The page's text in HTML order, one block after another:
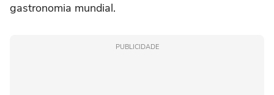
gastronomia mundial.
PUBLICIDADE